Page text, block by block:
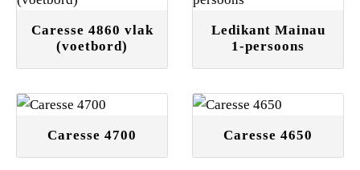
Caresse 4860 vlak
(voetbord)
Ledikant Mainau
1-persoons
Caresse 4700 Caresse 4650